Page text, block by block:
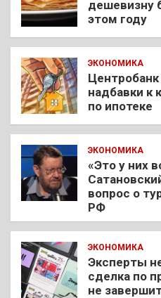
дешевизну
этом году
ЭКОНОМИКА
надбавки к
по ипотеке
ЭКОНОМИКА
«Это у них
вопрос о
РФ
ЭКОНОМИКА
Эксперты
сделка по
не